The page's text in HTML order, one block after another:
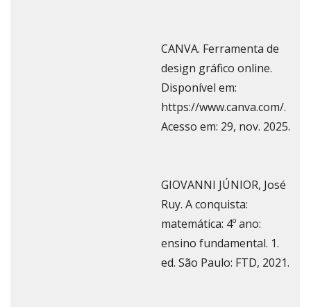
CANVA. Ferramenta de
design gráfico online.
Disponível em:
https://www.canva.com/.
Acesso em: 29, nov. 2025.
GIOVANNI JÚNIOR, José
Ruy. A conquista:
matemática: 4º ano:
ensino fundamental. 1.
ed. São Paulo: FTD, 2021.